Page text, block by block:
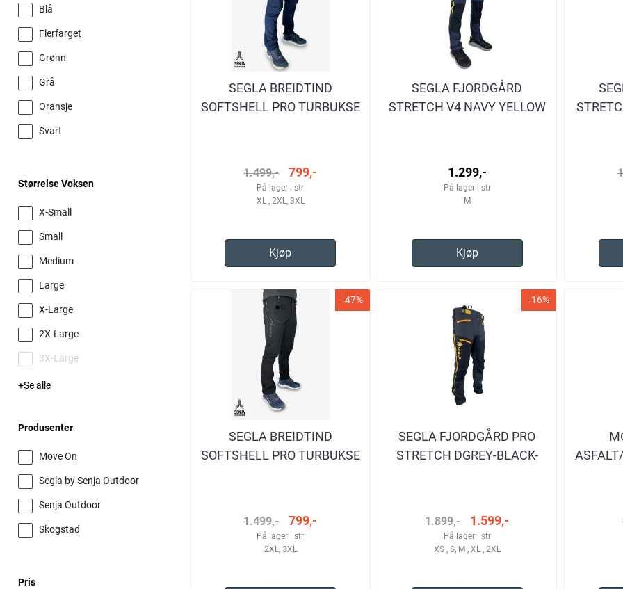
Blå
Flerfarget
Grønn
Grå
Oransje
Svart
Størrelse Voksen
X-Small
Small
Medium
Large
X-Large
2X-Large
3X-Large
Se alle
Produsenter
Move On
Segla by Senja Outdoor
Senja Outdoor
Skogstad
Pris
SEGLA BREIDTIND
SOFTSHELL PRO TURBUKSE
1.499,- 799,-
På lager i str
XL , 2XL, 3XL
Kjøp
SEGLA FJORDGÅRD
STRETCH V4 NAVY YELLOW
1.299,-
På lager i str
M
Kjøp
-47%
SEGLA BREIDTIND
SOFTSHELL PRO TURBUKSE
1.499,- 799,-
På lager i str
2XL, 3XL
-16%
SEGLA FJORDGÅRD PRO
STRETCH DGREY-BLACK-
1.899,- 1.599,-
På lager i str
XS , S, M , XL , 2XL